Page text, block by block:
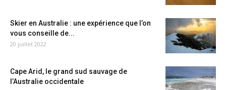
Skier en Australie : une expérience que l’on
vous conseille de...
20 juillet 2022
Cape Arid, le grand sud sauvage de
l’Australie occidentale